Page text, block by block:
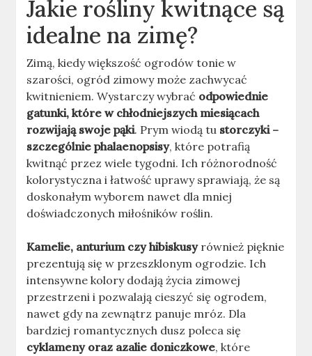
Jakie rośliny kwitnące są
idealne na zimę?
Zimą, kiedy większość ogrodów tonie w
szarości, ogród zimowy może zachwycać
kwitnieniem. Wystarczy wybrać odpowiednie
gatunki, które w chłodniejszych miesiącach
rozwijają swoje pąki. Prym wiodą tu storczyki –
szczególnie phalaenopsisy, które potrafią
kwitnąć przez wiele tygodni. Ich różnorodność
kolorystyczna i łatwość uprawy sprawiają, że są
doskonałym wyborem nawet dla mniej
doświadczonych miłośników roślin.
Kamelie, anturium czy hibiskusyrównież pięknie
prezentują się w przeszklonym ogrodzie. Ich
intensywne kolory dodają życia zimowej
przestrzeni i pozwalają cieszyć się ogrodem,
nawet gdy na zewnątrz panuje mróz. Dla
bardziej romantycznych dusz poleca się
cyklameny oraz azalie doniczkowe, które